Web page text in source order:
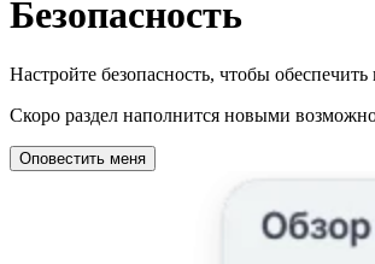
Безопасность
Настройте безопасность, чтобы
Скоро раздел наполнится новыми
Оповестить меня